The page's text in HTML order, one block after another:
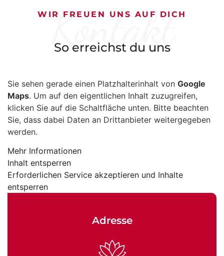
WIR FREUEN UNS AUF DICH
So erreichst du uns
Kontakt
Sie sehen gerade einen Platzhalterinhalt von Google
Maps. Um auf den eigentlichen Inhalt zuzugreifen,
klicken Sie auf die Schaltfläche unten. Bitte beachten
Sie, dass dabei Daten an Drittanbieter weitergegeben
werden.
Mehr Informationen
Inhalt entsperren
Erforderlichen Service akzeptieren und Inhalte
entsperren
Adresse